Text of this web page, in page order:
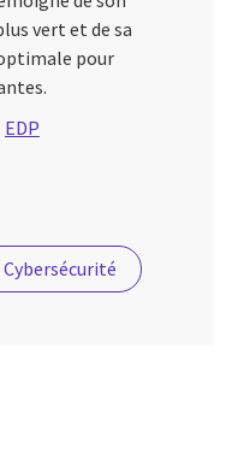
vert et de sa
pour
EDP
Cybersécurité